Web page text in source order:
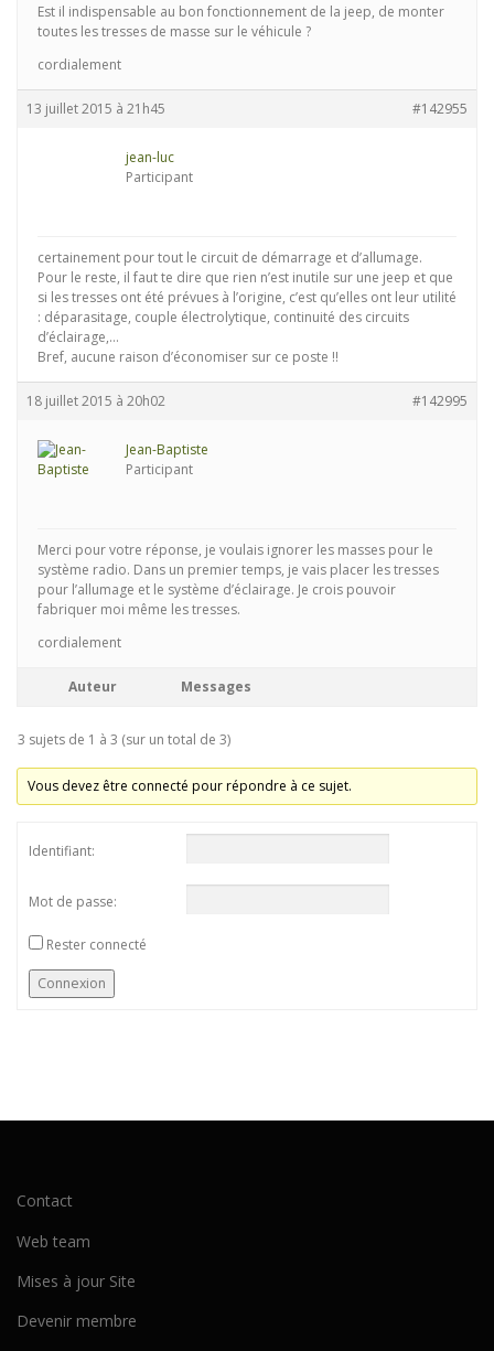
Est il indispensable au bon fonctionnement de la jeep, de monter
toutes les tresses de masse sur le véhicule ?
cordialement
13 juillet 2015 à 21h45 #142955
jean-luc
Participant
certainement pour tout le circuit de démarrage et d’allumage.
Pour le reste, il faut te dire que rien n’est inutile sur une jeep et que
si les tresses ont été prévues à l’origine, c’est qu’elles ont leur utilité
: déparasitage, couple électrolytique, continuité des circuits
d’éclairage,…
Bref, aucune raison d’économiser sur ce poste !!
18 juillet 2015 à 20h02 #142995
Jean-Baptiste
Participant
Merci pour votre réponse, je voulais ignorer les masses pour le
système radio. Dans un premier temps, je vais placer les tresses
pour l’allumage et le système d’éclairage. Je crois pouvoir
fabriquer moi même les tresses.
cordialement
Auteur Messages
3 sujets de 1 à 3 (sur un total de 3)
Vous devez être connecté pour répondre à ce sujet.
Identifiant:
Mot de passe:
Rester connecté
Connexion
Contact
Web team
Mises à jour Site
Devenir membre